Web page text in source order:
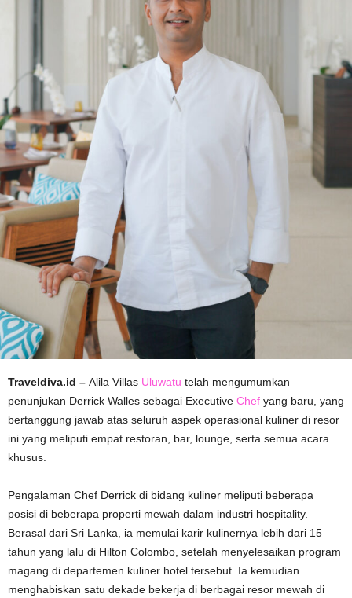
Traveldiva.id – Alila Villas Uluwatu telah mengumumkan
penunjukan Derrick Walles sebagai Executive Chef yang baru, yang
bertanggung jawab atas seluruh aspek operasional kuliner di resor
ini yang meliputi empat restoran, bar, lounge, serta semua acara
khusus.
Pengalaman Chef Derrick di bidang kuliner meliputi beberapa
posisi di beberapa properti mewah dalam industri hospitality.
Berasal dari Sri Lanka, ia memulai karir kulinernya lebih dari 15
tahun yang lalu di Hilton Colombo, setelah menyelesaikan program
magang di departemen kuliner hotel tersebut. Ia kemudian
menghabiskan satu dekade bekerja di berbagai resor mewah di